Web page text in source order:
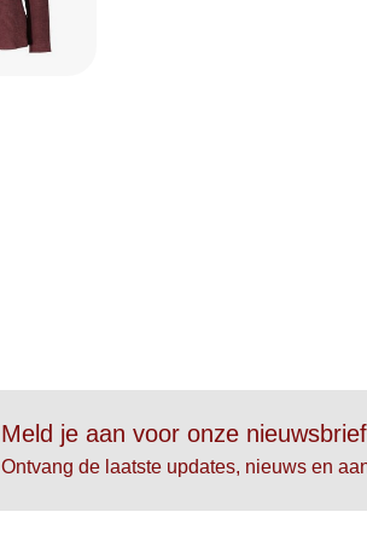
Meld je aan voor onze nieuwsbrief
Ontvang de laatste updates, nieuws en